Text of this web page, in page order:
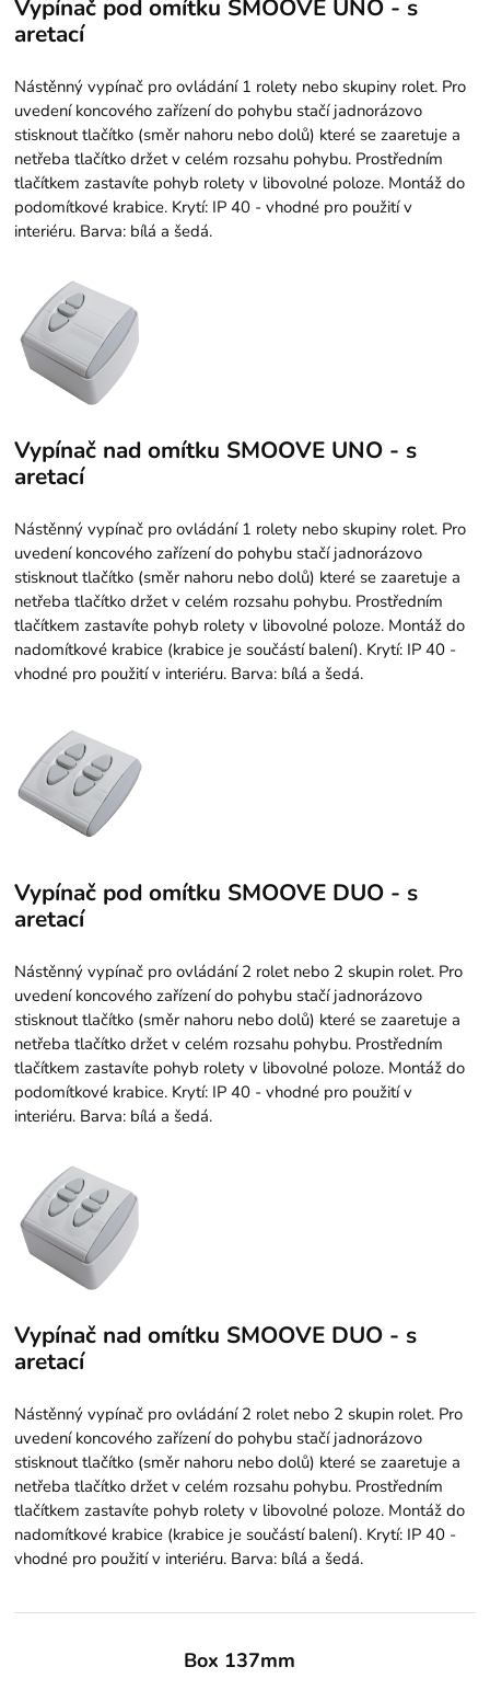
Vypínač pod omítku SMOOVE UNO - s
aretací
Nástěnný vypínač pro ovládání 1 rolety nebo skupiny rolet. Pro
uvedení koncového zařízení do pohybu stačí jadnorázovo
stisknout tlačítko (směr nahoru nebo dolů) které se zaaretuje a
netřeba tlačítko držet v celém rozsahu pohybu. Prostředním
tlačítkem zastavíte pohyb rolety v libovolné poloze. Montáž do
podomítkové krabice. Krytí: IP 40 - vhodné pro použití v
interiéru. Barva: bílá a šedá.
Vypínač nad omítku SMOOVE UNO - s
aretací
Nástěnný vypínač pro ovládání 1 rolety nebo skupiny rolet. Pro
uvedení koncového zařízení do pohybu stačí jadnorázovo
stisknout tlačítko (směr nahoru nebo dolů) které se zaaretuje a
netřeba tlačítko držet v celém rozsahu pohybu. Prostředním
tlačítkem zastavíte pohyb rolety v libovolné poloze. Montáž do
nadomítkové krabice (krabice je součástí balení). Krytí: IP 40 -
vhodné pro použití v interiéru. Barva: bílá a šedá.
Vypínač pod omítku SMOOVE DUO - s
aretací
Nástěnný vypínač pro ovládání 2 rolet nebo 2 skupin rolet. Pro
uvedení koncového zařízení do pohybu stačí jadnorázovo
stisknout tlačítko (směr nahoru nebo dolů) které se zaaretuje a
netřeba tlačítko držet v celém rozsahu pohybu. Prostředním
tlačítkem zastavíte pohyb rolety v libovolné poloze. Montáž do
podomítkové krabice. Krytí: IP 40 - vhodné pro použití v
interiéru. Barva: bílá a šedá.
Vypínač nad omítku SMOOVE DUO - s
aretací
Nástěnný vypínač pro ovládání 2 rolet nebo 2 skupin rolet. Pro
uvedení koncového zařízení do pohybu stačí jadnorázovo
stisknout tlačítko (směr nahoru nebo dolů) které se zaaretuje a
netřeba tlačítko držet v celém rozsahu pohybu. Prostředním
tlačítkem zastavíte pohyb rolety v libovolné poloze. Montáž do
nadomítkové krabice (krabice je součástí balení). Krytí: IP 40 -
vhodné pro použití v interiéru. Barva: bílá a šedá.
Box 137mm